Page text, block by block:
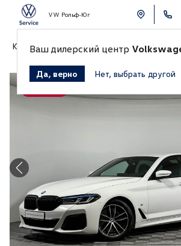
VW Рольф-Юг
К СПИСКУ АВТОМОБИЛЕЙ
Ваш дилерский центр
Да, верно Нет, выбрать другой